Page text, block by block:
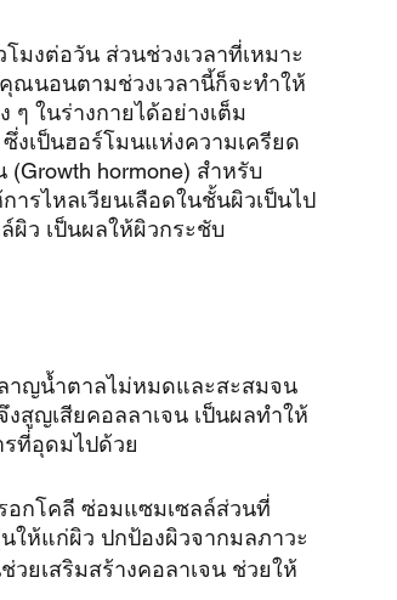
งต่อวัน ส่วนช่วงเวลาที่เหมาะ
ณนอนตามช่วงเวลานี้ก็จะทำให้
ๆ ในร่างกายได้อย่างเต็ม
ซึ่งเป็นฮอร์โมนแห่งความเครียด
hormone) สำหรับ
รไหลเวียนเลือดในชั้นผิวเป็นไป
ผิว เป็นผลให้ผิวกระชับ
ลาญน้ำตาลไม่หมดและสะสมจน
สูญเสียคอลลาเจน เป็นผลทำให้
ที่อุดมไปด้วย
อกโคลี ซ่อมแซมเซลล์ส่วนที่
ห้แก่ผิว ปกป้องผิวจากมลภาวะ
ยเสริมสร้างคอลาเจน ช่วยให้